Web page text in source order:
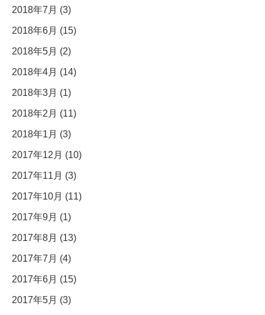
2018年7月 (3)
2018年6月 (15)
2018年5月 (2)
2018年4月 (14)
2018年3月 (1)
2018年2月 (11)
2018年1月 (3)
2017年12月 (10)
2017年11月 (3)
2017年10月 (11)
2017年9月 (1)
2017年8月 (13)
2017年7月 (4)
2017年6月 (15)
2017年5月 (3)